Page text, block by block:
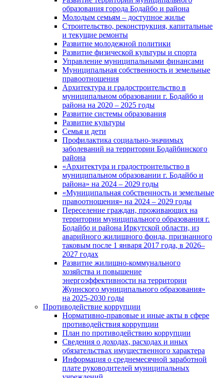
образования города Бодайбо и района
Молодым семьям – доступное жилье
Строительство, реконструкция, капитальные
и текущие ремонты
Развитие молодежной политики
Развитие физической культуры и спорта
Управление муниципальными финансами
Муниципальная собственность и земельные
правоотношения
Архитектура и градостроительство в
муниципальном образовании г. Бодайбо и
района на 2020 – 2025 годы
Развитие системы образования
Развитие культуры
Семья и дети
Профилактика социально-значимых
заболеваний на территории Бодайбинского
района
«Архитектура и градостроительство в
муниципальном образовании г. Бодайбо и
района» на 2024 – 2029 годы
«Муниципальная собственность и земельные
правоотношения» на 2024 – 2029 годы
Переселение граждан, проживающих на
территории муниципального образования г.
Бодайбо и района Иркутской области, из
аварийного жилищного фонда, признанного
таковым после 1 января 2017 года, в 2026–
2027 годах
Развитие жилищно-коммунального
хозяйства и повышение
энергоэффективности на территории
Жуинского муниципального образования»
на 2025-2030 годы
Противодействие коррупции
Нормативно-правовые и иные акты в сфере
противодействия коррупции
План по противодействию коррупции
Сведения о доходах, расходах и иных
обязательствах имущественного характера
Информация о среднемесячной заработной
плате руководителей муниципальных